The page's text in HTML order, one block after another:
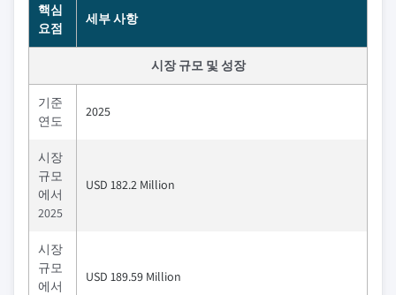
핵심
요점
세부 사항
시장 규모 및 성장
기준
연도
2025
시장
규모
에서
2025
USD 182.2 Million
시장
규모
에서
USD 189.59 Million